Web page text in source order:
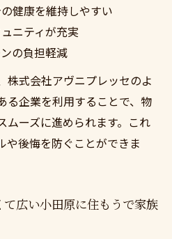
実現の方法
り近くて広い小田原に住
を両立する方法
り近くて広い小田原に住
える秘訣
り近くて広い小田原に住
コツ
り近くて広い小田原に住
健康を維持しやすい
ニティが充実
の負担軽減
株式会社アヴニプレッセのよ
る企業を利用することで、物
ムーズに進められます。これ
や後悔を防ぐことができま
広い小田原に住もうで家族